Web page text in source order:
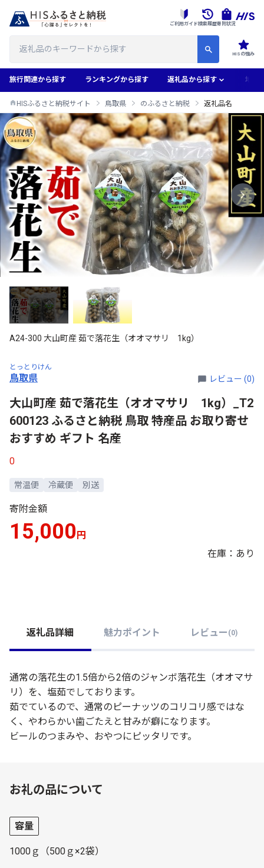
HISの強み
ご利用ガイド検索履歴寄附状況
旅行関連から探す ランキングから探す 返礼品から探す 地域
HISふるさと納税サイト 鳥取県 のふるさと納税 返礼品名
A24-300 大山町産 茹で落花生（オオマサリ 1kg）
とっとりけん
鳥取県 レビュー (0)
大山町産 茹で落花生（オオマサリ 1kg）_T2
600123 ふるさと納税 鳥取 特産品 お取り寄せ
おすすめ ギフト 名産
0
常温便 冷蔵便 別送
寄附金額
15,000 円
在庫：あり
返礼品詳細 魅力ポイント レビュー (0)
通常の落花生の1.5倍から2倍のジャンボ落花生（オオマサ
リ）を、塩茹でしております。
茹でているので、通常のピーナッツのコリコリ感ではな
く、やわらかい歯ごたえと甘みが癖になります。
ビールのつまみや、おやつにピッタリです。
お礼の品について
容量
1000ｇ（500ｇ×2袋）